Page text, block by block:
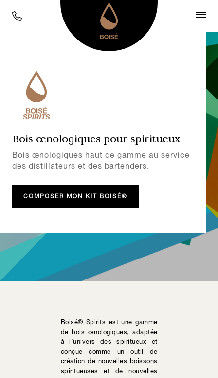
Bois œnologiques pour spiritueux
Bois œnologiques haut de gamme au service
des distillateurs et des bartenders.
COMPOSER MON KIT BOISÉ®
Boisé® Spirits est une gamme
de bois œnologiques, adaptée
à l’univers des spiritueux et
conçue comme un outil de
création de nouvelles boissons
spiritueuses et de nouvelles